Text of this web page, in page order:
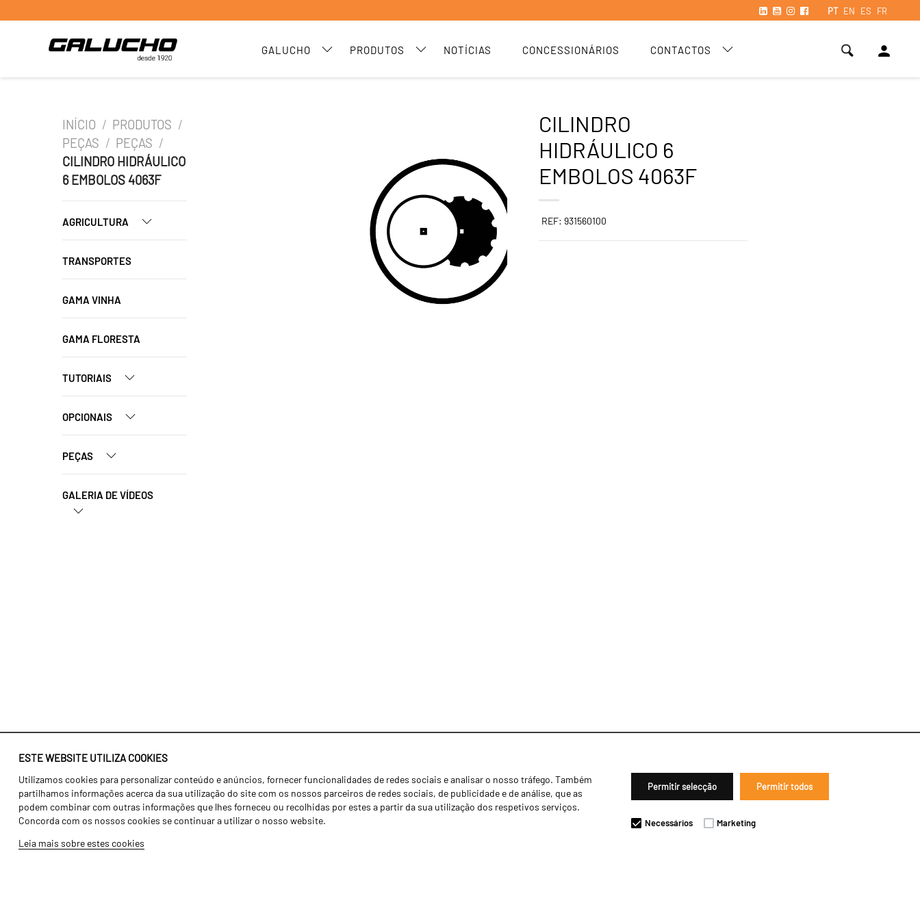
PT EN ES FR
GALUCHO PRODUTOS NOTÍCIAS CONCESSIONÁRIOS CONTACTOS person
ESTE WEBSITE UTILIZA COOKIES
Utilizamos cookies para personalizar conteúdo e anúncios, fornecer funcionalidades de redes sociais e analisar o nosso tráfego. Também
partilhamos informações acerca da sua utilização do site com os nossos parceiros de redes sociais, de publicidade e de análise, que as
podem combinar com outras informações que lhes forneceu ou recolhidas por estes a partir da sua utilização dos respetivos serviços.
Concorda com os nossos cookies se continuar a utilizar o nosso website.
Leia mais sobre estes cookies
Permitir selecção Permitir todos
Necessários Marketing
INÍCIO / PRODUTOS /
PEÇAS / PEÇAS /
CILINDRO HIDRÁULICO
6 EMBOLOS 4063F
AGRICULTURA
TRANSPORTES
GAMA VINHA
GAMA FLORESTA
TUTORIAIS
OPCIONAIS
PEÇAS
GALERIA DE VÍDEOS
CILINDRO
HIDRÁULICO 6
EMBOLOS 4063F
REF: 931560100
Identidade
História
Fábrica / Produção
Recursos Humanos
Agricultura
Transportes
Gama Floresta
Notícias
Concessionários